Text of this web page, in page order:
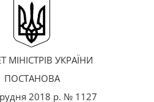
МІНІСТРІВ УКРАЇНИ
ПОСТАНОВА
2018 р. № 1127